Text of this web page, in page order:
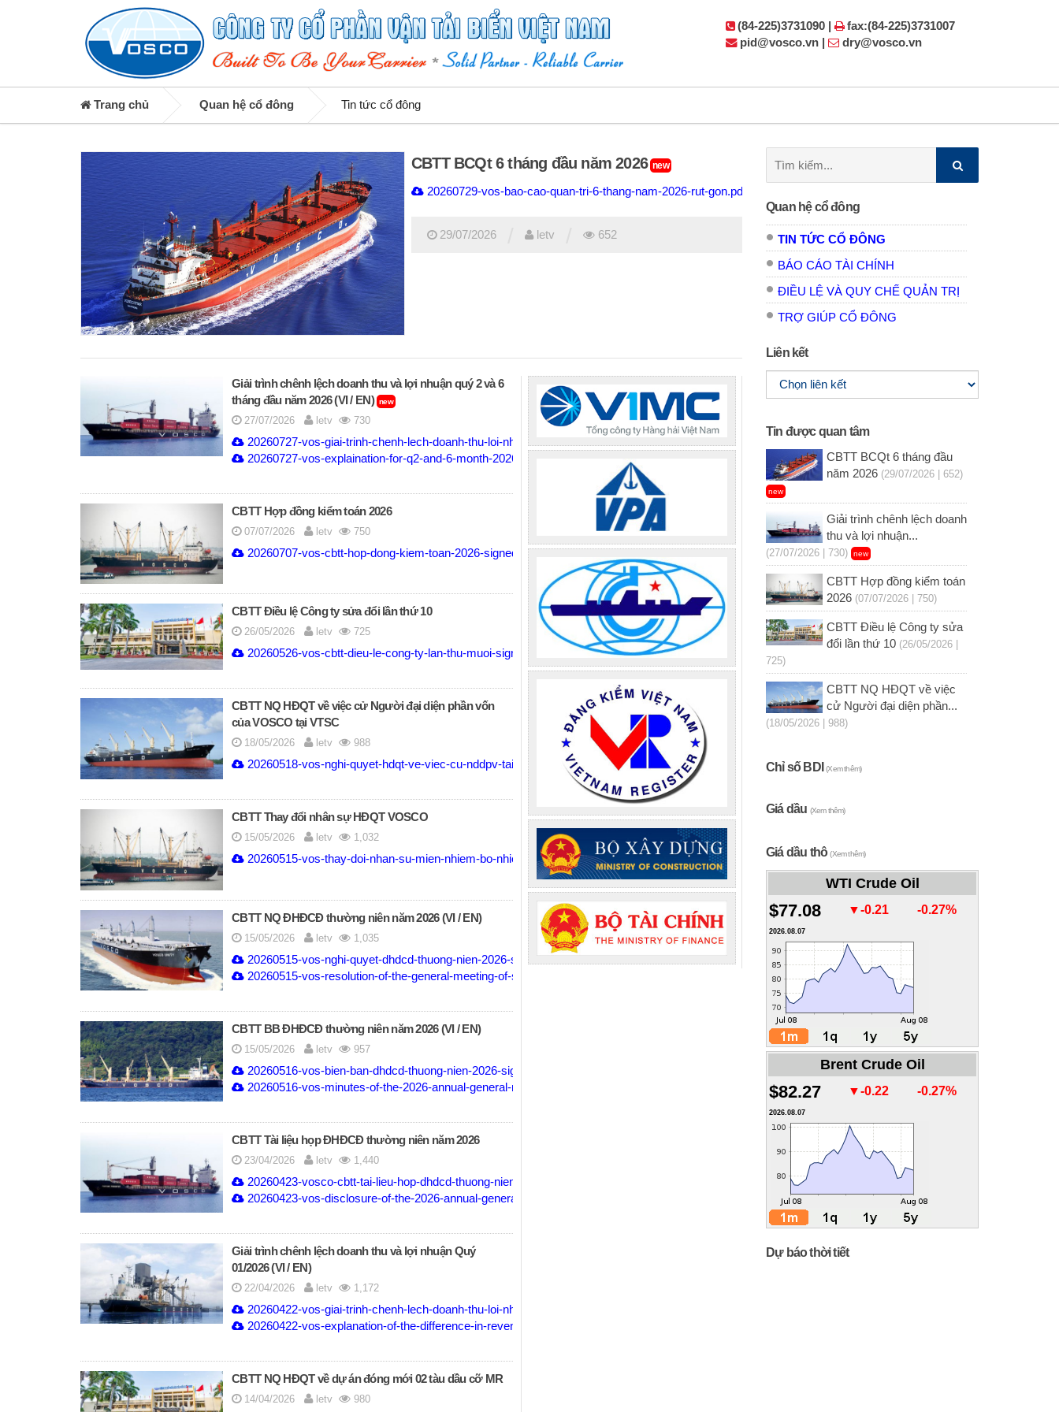
(84-225)3731090 |
fax:(84-225)3731007
pid@vosco.vn |
dry@vosco.vn
Trang chủ Quan hệ cổ đông Tin tức cổ đông
CBTT BCQt 6 tháng đầu năm 2026 new
20260729-vos-bao-cao-quan-tri-6-thang-nam-2026-rut-gon.pdf
29/07/2026 letv 652
Giải trình chênh lệch doanh thu và lợi nhuận quý 2 và 6
tháng đầu năm 2026 (VI / EN) new
27/07/2026 letv 730
20260727-vos-giai-trinh-chenh-lech-doanh-thu-loi-nhuan-q2-va-6t-nam-2026.pdf
20260727-vos-explaination-for-q2-and-6-month-2026-revenue-and-profit-variance.pdf
CBTT Hợp đồng kiểm toán 2026
07/07/2026 letv 750
20260707-vos-cbtt-hop-dong-kiem-toan-2026-signed.pdf
CBTT Điều lệ Công ty sửa đổi lần thứ 10
26/05/2026 letv 725
20260526-vos-cbtt-dieu-le-cong-ty-lan-thu-muoi-signed.pdf
CBTT NQ HĐQT về việc cử Người đại diện phần vốn
của VOSCO tại VTSC
18/05/2026 letv 988
20260518-vos-nghi-quyet-hdqt-ve-viec-cu-nddpv-tai-vtsc-signed.pdf
CBTT Thay đổi nhân sự HĐQT VOSCO
15/05/2026 letv 1,032
20260515-vos-thay-doi-nhan-su-mien-nhiem-bo-nhiem-thanh-vien-hdqt.pdf
CBTT NQ ĐHĐCĐ thường niên năm 2026 (VI / EN)
15/05/2026 letv 1,035
20260515-vos-nghi-quyet-dhdcd-thuong-nien-2026-signed.pdf
20260515-vos-resolution-of-the-general-meeting-of-shareholders-2026-signed.pdf
CBTT BB ĐHĐCĐ thường niên năm 2026 (VI / EN)
15/05/2026 letv 957
20260516-vos-bien-ban-dhdcd-thuong-nien-2026-signed.pdf
20260516-vos-minutes-of-the-2026-annual-general-meeting-of-shareholders-signed.pdf
CBTT Tài liệu họp ĐHĐCĐ thường niên năm 2026
23/04/2026 letv 1,440
20260423-vosco-cbtt-tai-lieu-hop-dhdcd-thuong-nien-2026-signed.pdf
20260423-vos-disclosure-of-the-2026-annual-general-meeting-of-shareholders-documents-signed.pdf
Giải trình chênh lệch doanh thu và lợi nhuận Quý
01/2026 (VI / EN)
22/04/2026 letv 1,172
20260422-vos-giai-trinh-chenh-lech-doanh-thu-loi-nhuan-q1-2026-signed.pdf
20260422-vos-explanation-of-the-difference-in-revenue-and-profit-in-q1-2026-signed.pdf
CBTT NQ HĐQT về dự án đóng mới 02 tàu dầu cỡ MR
14/04/2026 letv 980
kiếm:
Quan hệ cổ đông
TIN TỨC CỔ ĐÔNG
BÁO CÁO TÀI CHÍNH
ĐIỀU LỆ VÀ QUY CHẾ QUẢN TRỊ
TRỢ GIÚP CỔ ĐÔNG
Liên kết
Tin được quan tâm
CBTT BCQt 6 tháng đầu
năm 2026 (29/07/2026 | 652)
new
Giải trình chênh lệch doanh
thu và lợi nhuận...
(27/07/2026 | 730) new
CBTT Hợp đồng kiểm toán
2026 (07/07/2026 | 750)
CBTT Điều lệ Công ty sửa
đổi lần thứ 10 (26/05/2026 |
725)
CBTT NQ HĐQT về việc
cử Người đại diện phần...
(18/05/2026 | 988)
Chỉ số BDI(Xem thêm)
Giá dầu (Xem thêm)
Giá dầu thô(Xem thêm)
WTI Crude Oil
$77.08 ▼-0.21 -0.27%
2026.08.07
Brent Crude Oil
$82.27 ▼-0.22 -0.27%
2026.08.07
Dự báo thời tiết